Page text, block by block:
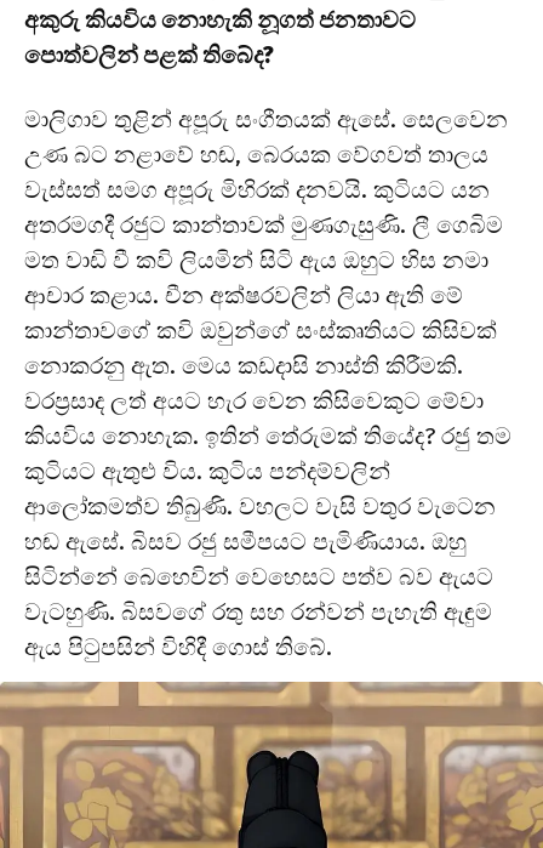
අකුරු කියවිය නොහැකි නූගත් ජනතාවට
පොත්වලින් පළක් තිබේද?
මාලිගාව තුළින් අපූරු සංගීතයක් ඇසේ. සෙලවෙන
උණ බට නළාවේ හඬ, බෙරයක වේගවත් තාලය
වැස්සත් සමග අපූරු මිහිරක් දනවයි. කුටියට යන
අතරමගදී රජුට කාන්තාවක් මුණගැසුණි. ලී ගෙබිම
මත වාඩි වී කවි ලියමින් සිටි ඇය ඔහුට හිස නමා
ආචාර කළාය. චීන අක්ෂරවලින් ලියා ඇති මේ
කාන්තාවගේ කවි ඔවුන්ගේ සංස්කෘතියට කිසිවක්
නොකරනු ඇත. මෙය කඩදාසි නාස්ති කිරීමකි.
වරප්‍රසාද ලත් අයට හැර වෙන කිසිවෙකුට මේවා
කියවිය නොහැක. ඉතින් තේරුමක් තියේද? රජු තම
කුටියට ඇතුළු විය. කුටිය පන්දම්වලින්
ආලෝකමත්ව තිබුණි. වහලට වැසි වතුර වැටෙන
හඬ ඇසේ. බිසව රජු සමීපයට පැමිණියාය. ඔහු
සිටින්නේ බෙහෙවින් වෙහෙසට පත්ව බව ඇයට
වැටහුණි. බිසවගේ රතු සහ රන්වන් පැහැති ඇඳුම
ඇය පිටුපසින් විහිදී ගොස් තිබේ.